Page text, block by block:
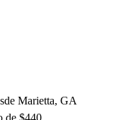
Marietta, GA
de $440